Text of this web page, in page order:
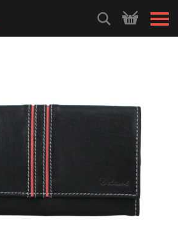
HLEDEJ